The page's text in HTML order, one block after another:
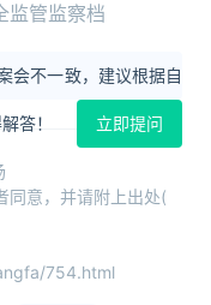
监管监察档
会不一致，建议根据自
答！ 立即提问
同意，并请附上出处(
754.html